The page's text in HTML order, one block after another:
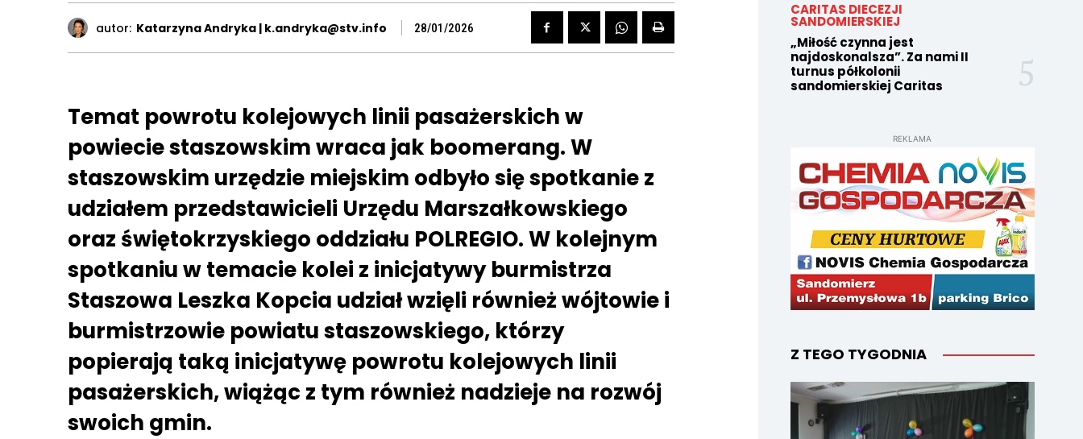
autor: Katarzyna Andryka | k.andryka@stv.info 28/01/2026
Temat powrotu kolejowych linii pasażerskich w
powiecie staszowskim wraca jak boomerang. W
staszowskim urzędzie miejskim odbyło się spotkanie z
udziałem przedstawicieli Urzędu Marszałkowskiego
oraz świętokrzyskiego oddziału POLREGIO. W kolejnym
spotkaniu w temacie kolei z inicjatywy burmistrza
Staszowa Leszka Kopcia udział wzięli również wójtowie i
burmistrzowie powiatu staszowskiego, którzy
popierają taką inicjatywę powrotu kolejowych linii
pasażerskich, wiążąc z tym również nadzieje na rozwój
swoich gmin.
CARITAS DIECEZJI
SANDOMIERSKIEJ
„Miłość czynna jest
najdoskonalsza”. Za nami II
turnus półkolonii
sandomierskiej Caritas
REKLAMA
Z TEGO TYGODNIA